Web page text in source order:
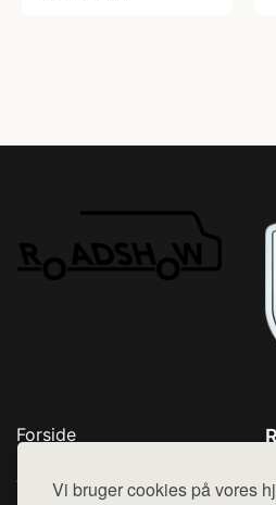
Vi bruger cookies på vores
Forside
Top Rabatter